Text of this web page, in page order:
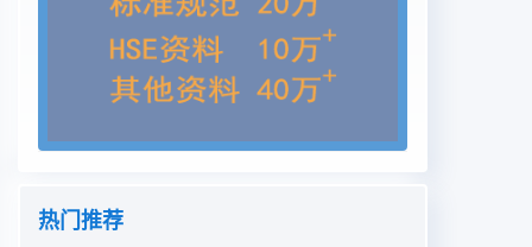
有机污染物被生物膜吸附，进而被氧化分解，转化为
H2O、CO2、NH3 和微生物细胞质，污水得以净
化。生物膜法通常无需曝气,微生物所需氧气直接来
自大气就是把微生物附着在作为介质的惰性滤料表面
上，让微生物生长成为一层膜状，形成生物污泥，当
前，生物膜法技术的高负荷生物滤池、固体接触法和
热门推荐